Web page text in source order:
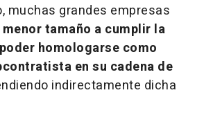
muchas grandes empresas
tamaño a cumplir la
homologarse como
en su cadena de
indirectamente dicha